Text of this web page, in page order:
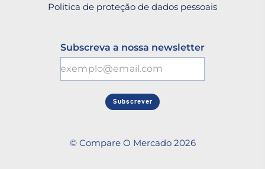
Politica de proteção de dados pessoais
Subscreva a nossa newsletter
Subscrever
© Compare O Mercado 2026